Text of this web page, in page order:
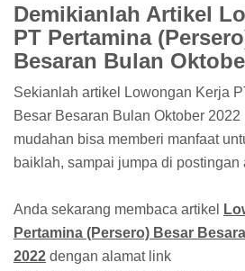
Demikianlah Artikel
PT Pertamina
Besaran Bulan
Sekianlah artikel Lowongan Kerja
Besar Besaran Bulan Oktober
mudahan bisa memberi manfaat
baiklah, sampai jumpa di postingan
Anda sekarang membaca artikel
Pertamina (Persero) Besar
2022 dengan alamat link